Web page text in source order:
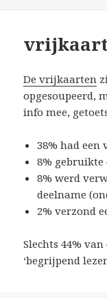
De vrijkaarten
opgesoupeerd,
info mee,
38% had een
8% gebruikte
8% werd
deelname
2% verzond
Slechts 44%
‘begrijpend